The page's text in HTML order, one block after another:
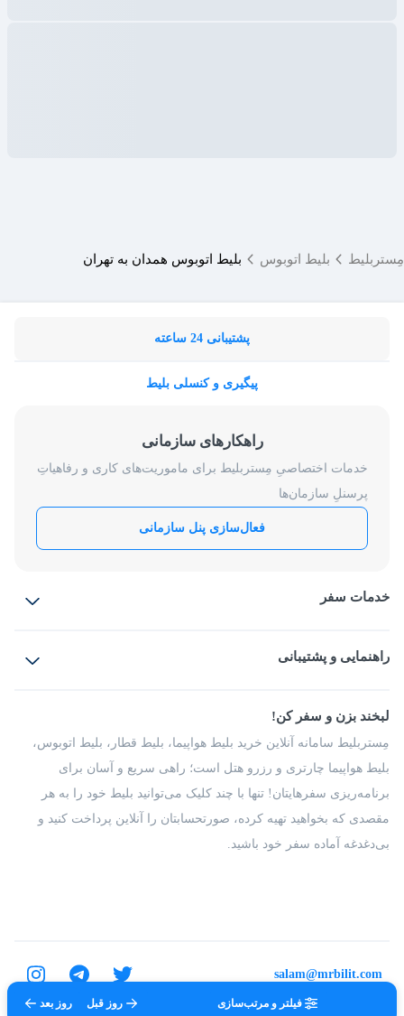
فیلتر و مرتب‌سازی روز قبل روز بعد
مِستربلیط بلیط اتوبوس بلیط اتوبوس همدان به تهران
پشتیبانی 24 ساعته
پیگیری و کنسلی بلیط
راهکارهای سازمانی
خدمات اختصاصیِ مِستربلیط برای ماموریت‌های کاری و رفاهیاتِ
پرسنلِ سازمان‌ها
فعال‌سازی پنل سازمانی
خدمات سفر
بلیط قطار
راهنمایی و پشتیبانی
شرایط و مقررات
راهکار سازمانی
فرصت‌های شغلی
درباره ما
لبخند بزن و سفر کن!
مِستربلیط سامانه آنلاین خرید بلیط هواپیما، بلیط قطار، بلیط اتوبوس،
بلیط هواپیما چارتری و رزرو هتل است؛ راهی سریع و آسان برای
برنامه‌ریزی سفرهایتان! تنها با چند کلیک می‌توانید بلیط خود را به هر
مقصدی که بخواهید تهیه کرده، صورتحسابتان را آنلاین پرداخت کنید و
بی‌دغدغه آماده سفر خود باشید.
تمامی حقوق برای شرکت عتیق گشت اصفهان محفوظ است.
salam@mrbilit.com